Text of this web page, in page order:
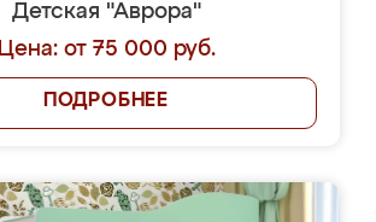
Детская "Аврора"
Цена: от 75 000 руб.
ПОДРОБНЕЕ